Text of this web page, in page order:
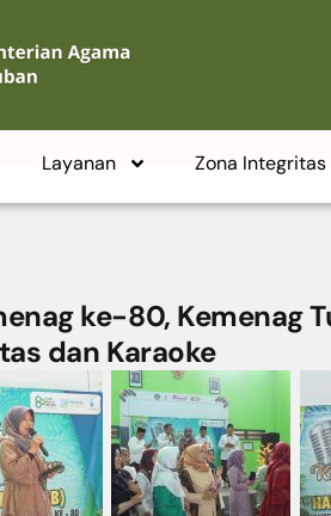
Layanan Zona Integritas
ke-80, Kemenag
dan Karaoke